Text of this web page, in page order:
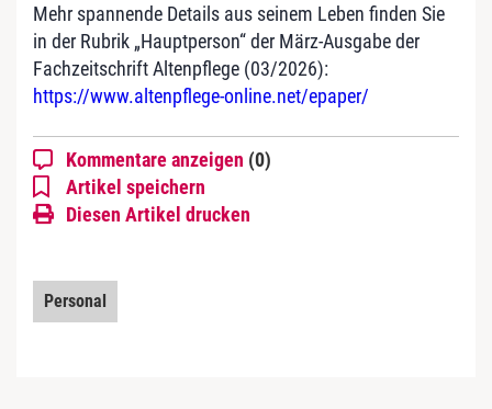
Mehr spannende Details aus seinem Leben finden Sie
in der Rubrik „Hauptperson“ der März-Ausgabe der
Fachzeitschrift Altenpflege (03/2026):
https://www.altenpflege-online.net/epaper/
Kommentare anzeigen (0)
Artikel speichern
Diesen Artikel drucken
Personal